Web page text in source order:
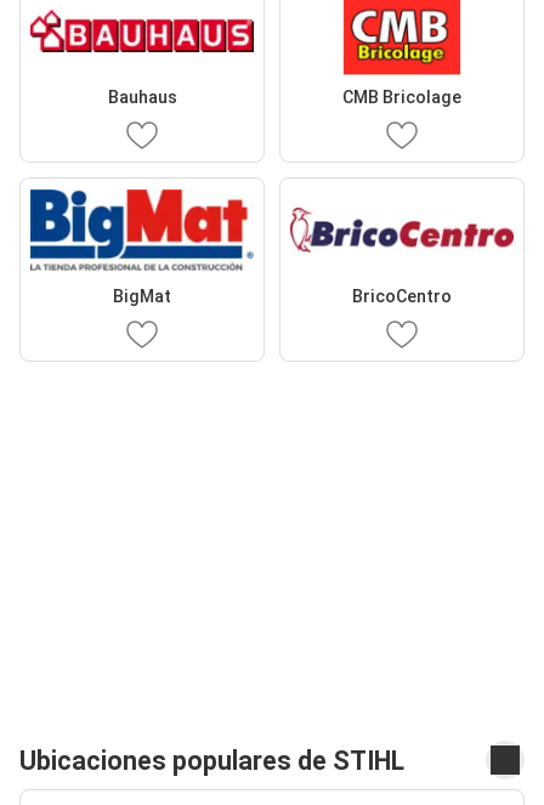
Bauhaus CMB Bricolage
BigMat BricoCentro
Ubicaciones populares de STIHL